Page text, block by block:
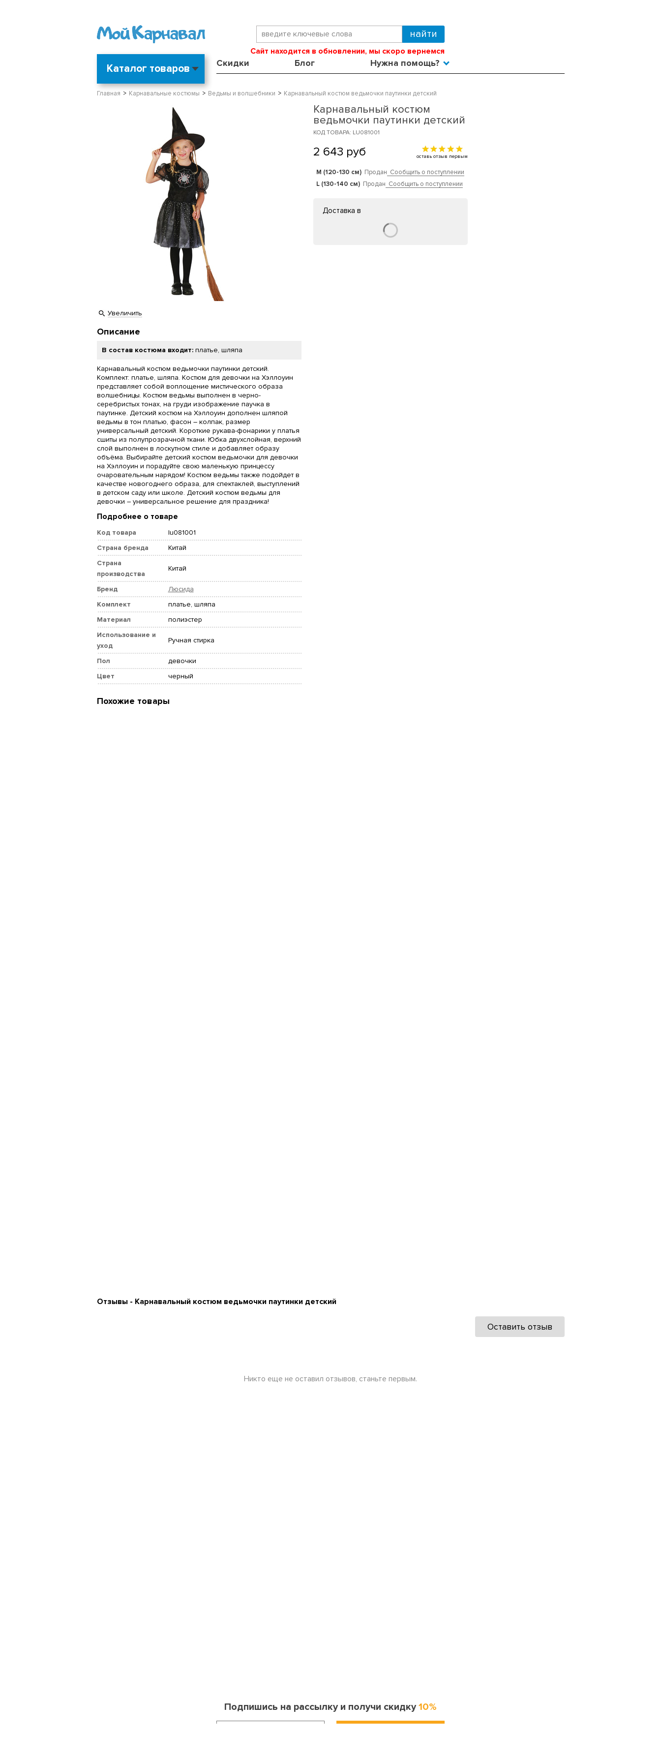
Сайт находится в обновлении, мы скоро вернемся
Каталог товаров Скидки Блог Нужна помощь?
Главная Карнавальные костюмы Ведьмы и волшебники Карнавальный костюм ведьмочки паутинки детский
Увеличить
Карнавальный костюм
ведьмочки паутинки детский
КОД ТОВАРА: LU081001
2 643 руб оставь отзыв первым
M (120-130 см) Продан Сообщить о поступлении
L (130-140 см) Продан Сообщить о поступлении
Доставка в
Описание
В состав костюма входит: платье, шляпа
Карнавальный костюм ведьмочки паутинки детский.
Комплект: платье, шляпа. Костюм для девочки на Хэллоуин
представляет собой воплощение мистического образа
волшебницы. Костюм ведьмы выполнен в черно-
серебристых тонах, на груди изображение паучка в
паутинке. Детский костюм на Хэллоуин дополнен шляпой
ведьмы в тон платью, фасон – колпак, размер
универсальный детский. Короткие рукава-фонарики у платья
сшиты из полупрозрачной ткани. Юбка двухслойная, верхний
слой выполнен в лоскутном стиле и добавляет образу
объёма. Выбирайте детский костюм ведьмочки для девочки
на Хэллоуин и порадуйте свою маленькую принцессу
очаровательным нарядом! Костюм ведьмы также подойдет в
качестве новогоднего образа, для спектаклей, выступлений
в детском саду или школе. Детский костюм ведьмы для
девочки – универсальное решение для праздника!
Подробнее о товаре
Код товара
lu081001
Страна бренда
Китай
Страна
производства
Китай
Бренд
Люсида
Комплект
платье, шляпа
Материал
полиэстер
Использование и
уход
Ручная стирка
Пол
девочки
Цвет
черный
Похожие товары
Отзывы - Карнавальный костюм ведьмочки паутинки детский
Оставить отзыв
Никто еще не оставил отзывов, станьте первым.
Подпишись на рассылку и получи скидку10%